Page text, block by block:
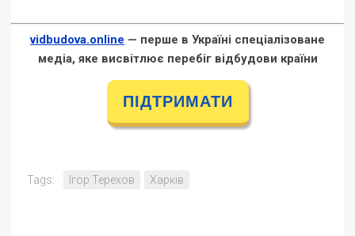
vidbudova.online — перше в Україні спеціалізоване
медіа, яке висвітлює перебіг відбудови країни
ПІДТРИМАТИ
Tags: Ігор Терехов Харків